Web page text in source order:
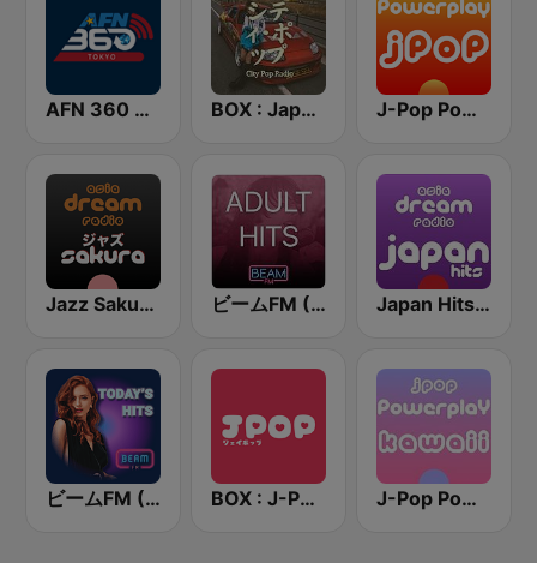
AFN 360 Tokyo (Japan Only) BOX : Japan City Pop -日本のシティポップ J-Pop Powerplay
Jazz Sakura - asia DREAM radio ビームFM (Beam FM) - Adult Hits Japan Hits - Asia DREAM Radio
ビームFM (Beam FM) BOX : J-POP Radio - ジェイポップ 無線 J-Pop Powerplay Kawaii